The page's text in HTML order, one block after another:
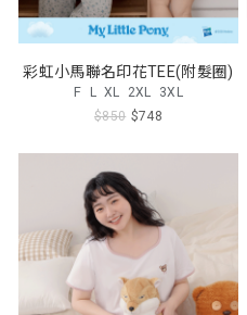
彩虹小馬聯名印花TEE(附髮圈)
F L XL 2XL 3XL
$850 $748